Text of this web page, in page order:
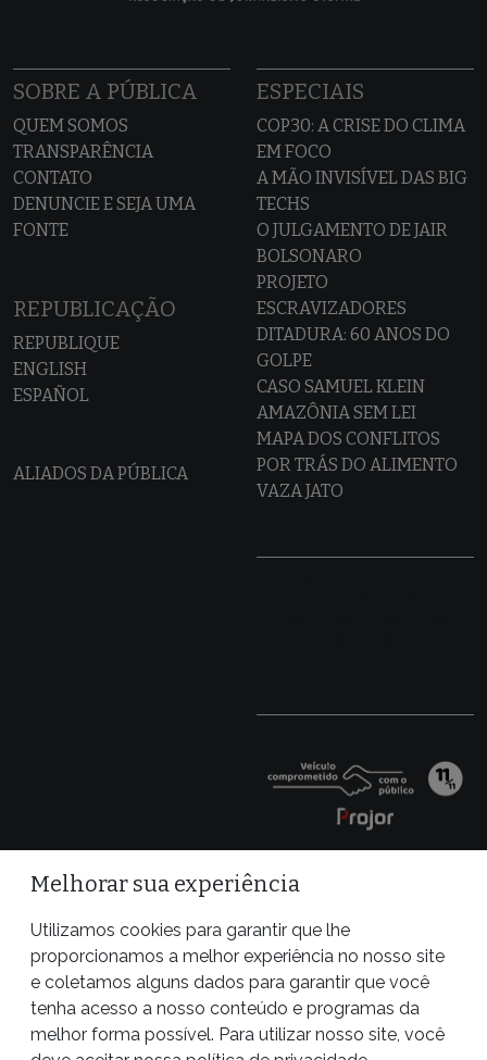
SOBRE A PÚBLICA
QUEM SOMOS
TRANSPARÊNCIA
CONTATO
DENUNCIE E SEJA UMA
FONTE
REPUBLICAÇÃO
REPUBLIQUE
ENGLISH
ESPAÑOL
ALIADOS DA PÚBLICA
ESPECIAIS
COP30: A CRISE DO CLIMA
EM FOCO
A MÃO INVISÍVEL DAS BIG
TECHS
O JULGAMENTO DE JAIR
BOLSONARO
PROJETO
ESCRAVIZADORES
DITADURA: 60 ANOS DO
GOLPE
CASO SAMUEL KLEIN
AMAZÔNIA SEM LEI
MAPA DOS CONFLITOS
POR TRÁS DO ALIMENTO
VAZA JATO
Site desenvolvido por
Melhorar sua experiência
Utilizamos cookies para garantir que lhe
proporcionamos a melhor experiência no nosso site
e coletamos alguns dados para garantir que você
tenha acesso a nosso conteúdo e programas da
melhor forma possível. Para utilizar nosso site, você